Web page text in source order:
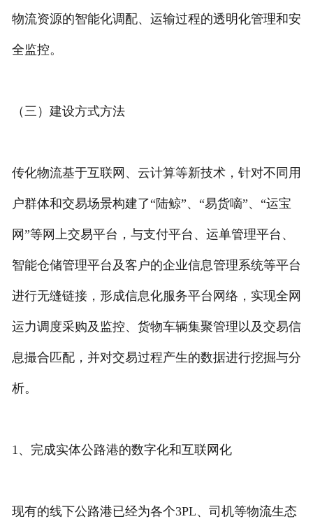
物流资源的智能化调配、运输过程的透明化管理和安
全监控。
（三）建设方式方法
传化物流基于互联网、云计算等新技术，针对不同用
户群体和交易场景构建了“陆鲸”、“易货嘀”、“运宝
网”等网上交易平台，与支付平台、运单管理平台、
智能仓储管理平台及客户的企业信息管理系统等平台
进行无缝链接，形成信息化服务平台网络，实现全网
运力调度采购及监控、货物车辆集聚管理以及交易信
息撮合匹配，并对交易过程产生的数据进行挖掘与分
析。
1、完成实体公路港的数字化和互联网化
现有的线下公路港已经为各个3PL、司机等物流生态